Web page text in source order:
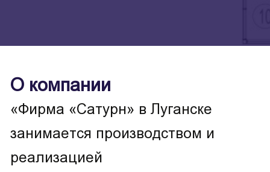
О компании
«Фирма «Сатурн» в Луганске
занимается производством и
реализацией